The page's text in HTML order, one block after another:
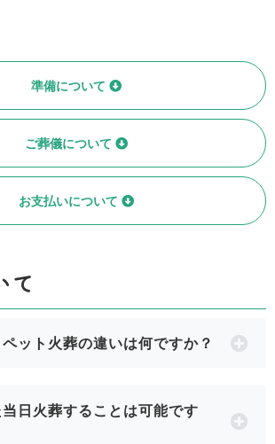
準備について
ご葬儀について
お支払いについて
て
ット火葬の違いは何ですか？
日火葬することは可能です